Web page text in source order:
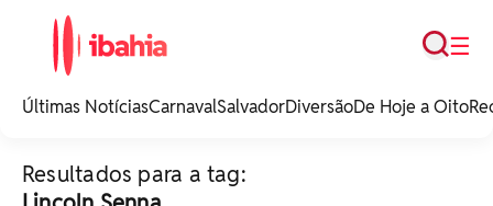
noticias e
☰
Busca
Últimas NotíciasCarnavalSalvadorDiversãoDe Hoje a Oito
Resultados para a tag: